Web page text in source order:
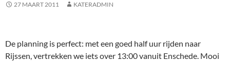
27 MAART 2011 KATERADMIN
De planning is perfect: met een goed half uur rijden naar
Rijssen, vertrekken we iets over 13:00 vanuit Enschede. Mooi